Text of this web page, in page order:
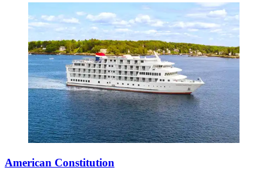
American Constitution